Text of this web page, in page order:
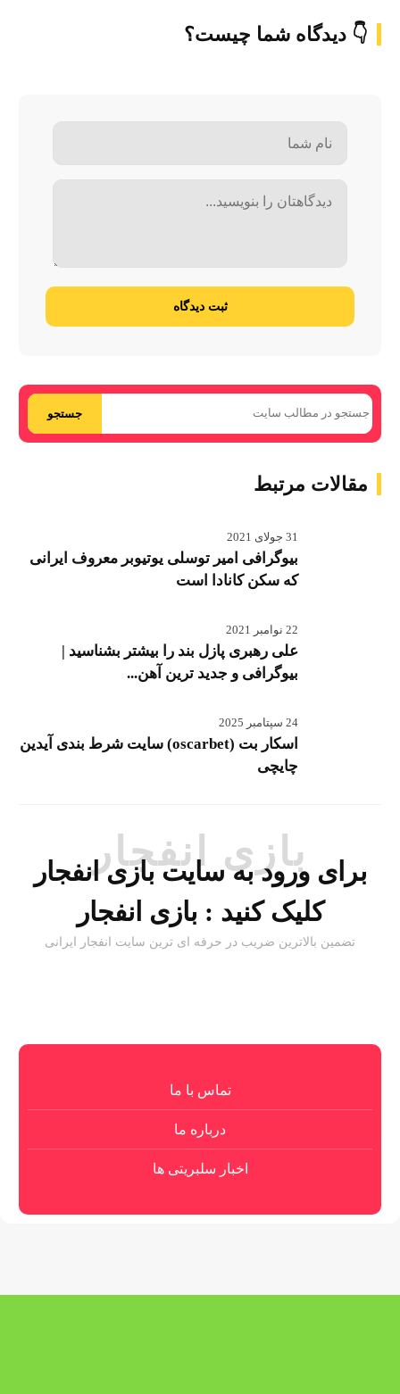
👇 دیدگاه شما چیست؟
ثبت دیدگاه
جستجو
مقالات مرتبط
31 جولای 2021
بیوگرافی امیر توسلی یوتیوبر معروف ایرانی
که سکن کانادا است
22 نوامبر 2021
علی رهبری پازل بند را بیشتر بشناسید |
بیوگرافی و جدید ترین آهن...
24 سپتامبر 2025
اسکار بت (oscarbet) سایت شرط بندی آیدین
چایچی
بازی انفجار
برای ورود به سایت بازی انفجار
کلیک کنید : بازی انفجار
تضمین بالاترین ضریب در حرفه ای ترین سایت انفجار ایرانی
تماس با ما
درباره ما
اخبار سلبریتی ها